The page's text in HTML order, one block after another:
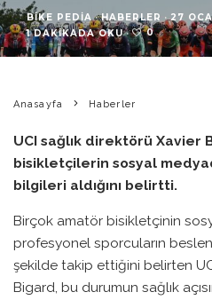
BIKE PEDIA · HABERLER · 27
1 DAKIKADA OKU · 0
Anasayfa Haberler
UCI sağlık direktörü Xavier
bisikletçilerin sosyal
bilgileri aldığını belirtti.
Birçok amatör bisikletçinin
profesyonel sporcuların
şekilde takip ettiğini belirten
Bigard, bu durumun sağlık